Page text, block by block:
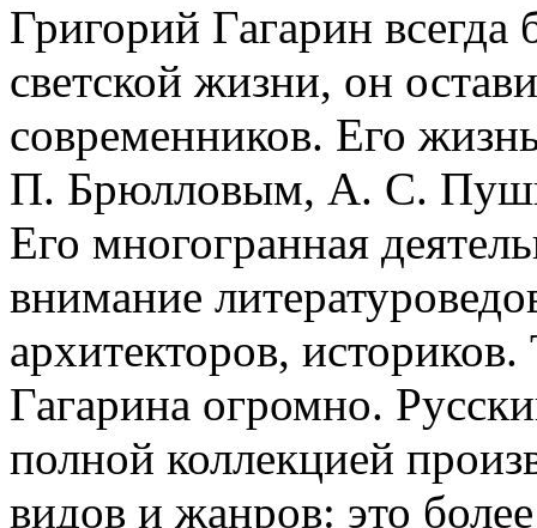
Григорий Гагарин
светской жизни, он
современников. Его
П. Брюлловым, А. С.
Его многогранная
внимание
архитекторов,
Гагарина огромно.
полной коллекцией
видов и жанров: это